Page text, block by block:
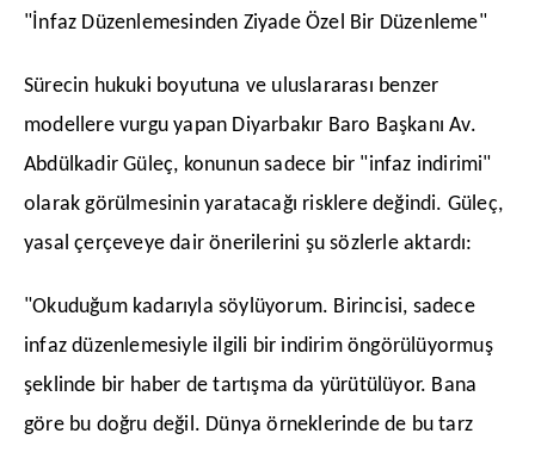
"İnfaz Düzenlemesinden Ziyade Özel Bir Düzenleme"
​Sürecin hukuki boyutuna ve uluslararası benzer
modellere vurgu yapan Diyarbakır Baro Başkanı Av.
Abdülkadir Güleç, konunun sadece bir "infaz indirimi"
olarak görülmesinin yaratacağı risklere değindi. Güleç,
yasal çerçeveye dair önerilerini şu sözlerle aktardı:
​"Okuduğum kadarıyla söylüyorum. Birincisi, sadece
infaz düzenlemesiyle ilgili bir indirim öngörülüyormuş
şeklinde bir haber de tartışma da yürütülüyor. Bana
göre bu doğru değil. Dünya örneklerinde de bu tarz